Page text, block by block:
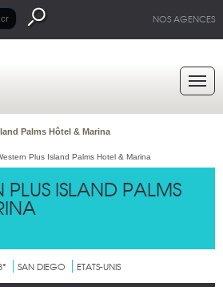
NOS AGENCES
Palms Hôtel & Marina
PLUS ISLAND PALMS
SAN DIEGO ETATS-UNIS